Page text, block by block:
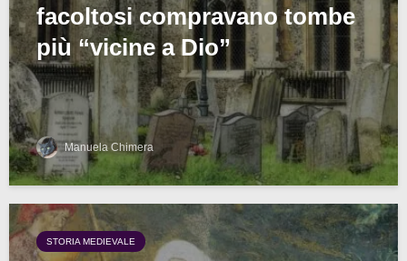
facoltosi compravano tombe
più “vicine a Dio”
Manuela Chimera
STORIA MEDIEVALE